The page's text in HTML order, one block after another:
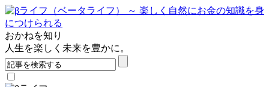
おかねを知り
人生を楽しく未来を豊かに。